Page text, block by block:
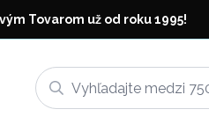
Tovarom už od roku 1995!